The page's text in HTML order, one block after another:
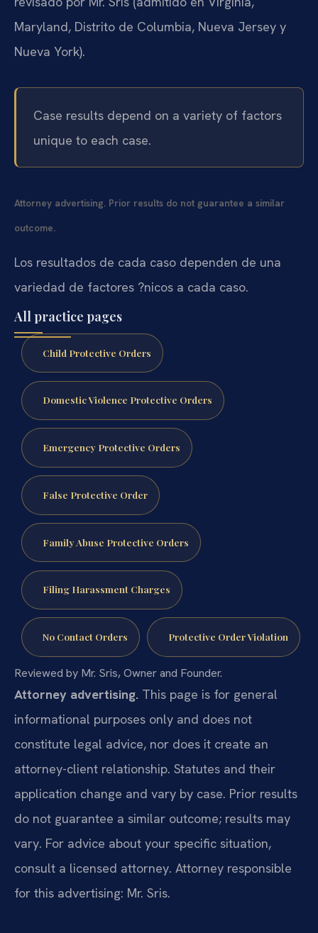
Maryland, Distrito de Columbia, Nueva Jersey y
Nueva York).
Case results depend on a variety of factors
unique to each case.
Attorney advertising. Prior results do not guarantee a similar
outcome.
Los resultados de cada caso dependen de una
variedad de factores ?nicos a cada caso.
All practice pages
Child Protective Orders
Domestic Violence Protective Orders
Emergency Protective Orders
False Protective Order
Family Abuse Protective Orders
Filing Harassment Charges
No Contact Orders Protective Order Violation
Reviewed by Mr. Sris, Owner and Founder.
Attorney advertising. This page is for general
informational purposes only and does not
constitute legal advice, nor does it create an
attorney-client relationship. Statutes and their
application change and vary by case. Prior results
do not guarantee a similar outcome; results may
vary. For advice about your specific situation,
consult a licensed attorney. Attorney responsible
for this advertising: Mr. Sris.